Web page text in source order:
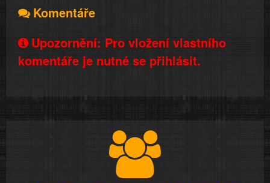
Komentáře
Upozornění: Pro vložení vlastního
komentáře je nutné se přihlásit.